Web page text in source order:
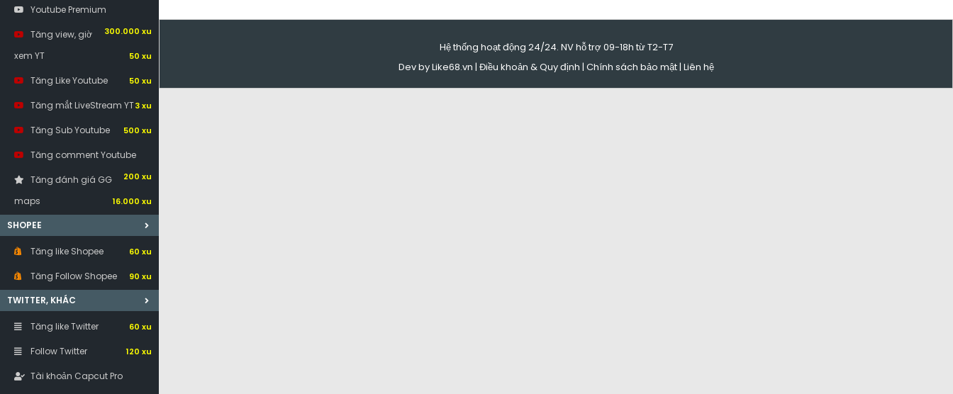
Youtube Premium
300.000 xu
Tăng view, giờ
xem YT
50 xu
Tăng Like Youtube 50 xu
Tăng mắt LiveStream YT3 xu
Tăng Sub Youtube 500 xu
Tăng comment Youtube
200 xu
Tăng đánh giá GG
maps
16.000 xu
SHOPEE
Tăng like Shopee 60 xu
Tăng Follow Shopee 90 xu
TWITTER, KHÁC
Tăng like Twitter 60 xu
Follow Twitter 120 xu
Tài khoản Capcut Pro
Hệ thống hoạt động 24/24. NV hỗ trợ 09-18h từ T2-T7
Dev by Like68.vn | Điều khoản & Quy định | Chính sách bảo mật| Liên hệ